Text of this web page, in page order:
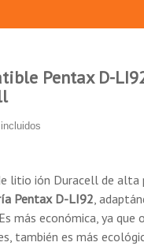
Pentax D-
litio ión Duracell de alta
Pentax D-LI92,
más económica, ya
también es más